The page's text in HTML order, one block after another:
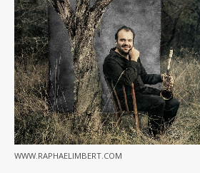
WWW.RAPHAELIMBERT.COM